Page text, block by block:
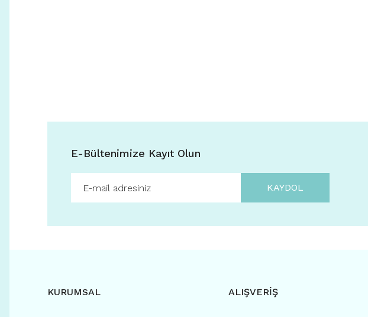
E-Bültenimize Kayıt Olun
KAYDOL
KURUMSAL ALIŞVERİŞ